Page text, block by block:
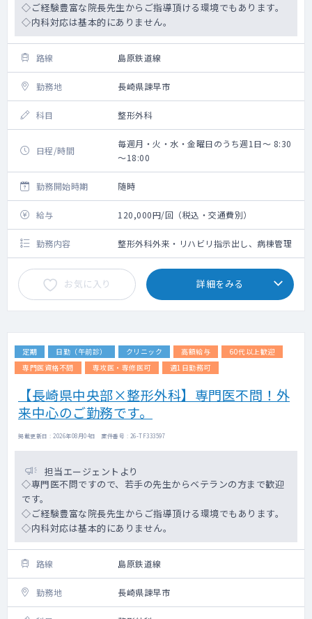
◇ご経験豊富な院長先生からご指導頂ける環境でもあります。
◇内科対応は基本的にありません。
路線 島原鉄道線
勤務地 長崎県諫早市
科目 整形外科
日程/時間
毎週月・火・水・金曜日のうち週1日～ 8:30
～18:00
勤務開始時期 随時
給与 120,000円/回（税込・交通費別）
勤務内容 整形外科外来・リハビリ指示出し、病棟管理
お気に入り 詳細をみる
定期 日勤（午前診） クリニック 高額給与
60代以上歓迎
専門医資格不問
専攻医・専修医可 週1日勤務可
【長崎県中央部×整形外科】専門医不問！外
来中心のご勤務です。
掲載更新日 : 2026年08月04日 案件番号 : 26-TF333597
担当エージェントより
◇専門医不問ですので、若手の先生からベテランの方まで歓迎
です。
◇ご経験豊富な院長先生からご指導頂ける環境でもあります。
◇内科対応は基本的にありません。
路線 島原鉄道線
勤務地 長崎県諫早市